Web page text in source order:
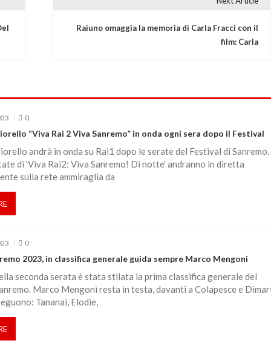
Raiuno omaggia la memoria di Carla Fracci con il
film: Carla
0
“Viva Rai 2 Viva Sanremo” in onda ogni sera dopo il Festival
andrà in onda su Rai1 dopo le serate del Festival di Sanremo.
di 'Viva Rai2: Viva Sanremo! Di notte' andranno in diretta
sulla rete ammiraglia da
0
2023, in classifica generale guida sempre Marco Mengoni
seconda serata è stata stilata la prima classifica generale del
Marco Mengoni resta in testa, davanti a Colapesce e
Tananai, Elodie,